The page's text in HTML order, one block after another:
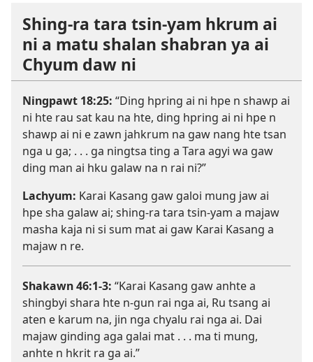
Shing-ra tara tsin-yam hkrum ai
ni a matu shalan shabran ya ai
Chyum daw ni
Ningpawt 18:25: “Ding hpring ai ni hpe n shawp ai
ni hte rau sat kau na hte, ding hpring ai ni hpe n
shawp ai ni e zawn jahkrum na gaw nang hte tsan
nga u ga; . . . ga ningtsa ting a Tara agyi wa gaw
ding man ai hku galaw na n rai ni?”
Lachyum: Karai Kasang gaw galoi mung jaw ai
hpe sha galaw ai; shing-ra tara tsin-yam a majaw
masha kaja ni si sum mat ai gaw Karai Kasang a
majaw n re.
Shakawn 46:​1-3: “Karai Kasang gaw anhte a
shingbyi shara hte n-gun rai nga ai, Ru tsang ai
aten e karum na, jin nga chyalu rai nga ai. Dai
majaw ginding aga galai mat . . . ma ti mung,
anhte n hkrit ra ga ai.”